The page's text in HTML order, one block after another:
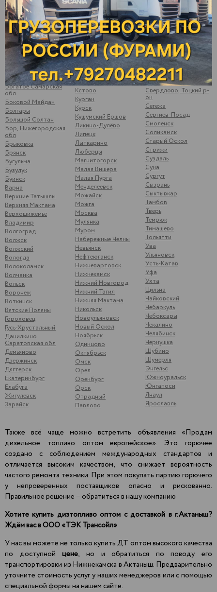
Балаково
Балахна
Балезино
Балтаси
Батайск
Батово
Бахтеевка Ульяновская
обл
Бобылевка
Саратовская обл
Богатое Самарская
обл
Боковой Майдан
Болгары
Большой Солтан
Бор, Нижегородская
обл
Брыковка
Брянск
Бугульма
Бузулук
Буинск
Варна
Верхние Татышлы
Верхняя Мактама
Верхошижемье
Владимир
Волгоград
Волжск
Волжский
Вологда
Волоколамск
Волчанка
Вольск
Воронеж
Воткинск
Вятские Поляны
Гороховец
Гусь-Хрустальный
Данилкино
Саратовская обл
Демьяново
Дзержинск
Дягтерск
Екатеринбург
Елабуга
Жигулевск
Зарайск
Киров
Кирово-Чепецк
Ковров
Королев
Кострома
Котлас
Котово
Кошки
Красноуфимск
Красноярск
Кстово
Курган
Курск
Кушумский Ершов
Ликино-Дулёво
Липецк
Лыткарино
Люберцы
Магнитогорск
Малая Вишера
Малая Пурга
Менделеевск
Можайск
Можга
Москва
Мулянка
Муром
Набережные Челны
Невьянск
Нефтеюганск
Нижневартовск
Нижнекамск
Нижний Новгород
Нижний Тагил
Нижняя Мактама
Никольск
Новоульяновск
Новый Оскол
Ноябрьск
Одинцово
Октябрьск
Омск
Орел
Оренбург
Орск
Отрадный
Павлово
Пугачев
Ромоданово
Рыбинск
Рыбная Слобода
Рязань
Самара
Санкт-Петербург
Саранск
Сарапул
Саратов
Свердлово, Тоцкий р-
он
Сегежа
Сергиев-Посад
Смоленск
Соликамск
Старый Оскол
Стрижи
Суздаль
Суна
Сургут
Сызрань
Сыктывкар
Тамбов
Тверь
Темрюк
Тимашево
Тольятти
Ува
Ульяновск
Усть-Катав
Уфа
Ухта
Цильна
Чайковский
Чебаркуль
Чебоксары
Чекалино
Челябинск
Чернушка
Шубино
Шумерля
Энгельс
Южноуральск
Юнгапоси
Янаул
Ярославль
Также всё чаще можно встретить объявления «Продам
дизельное топливо оптом европейское». Это горючее
создано с соблюдением международных стандартов и
отличается высоким качеством, что снижает вероятность
частого ремонта техники. При этом покупать партию горючего
у непроверенных поставщиков опасно и рискованно.
Правильное решение − обратиться в нашу компанию
Хотите купить дизтопливо оптом с доставкой в г.Актаныш?
Ждём вас вООО «ТЭК Трансойл»
У нас вы можете не только купить ДТ оптом высокого качества
по доступнойцене, но и обратиться по поводу его
транспортировки из Нижнекамска в Актаныш. Предварительно
уточните стоимость услуг у наших менеджеров или с помощью
специальной формы на нашем сайте.